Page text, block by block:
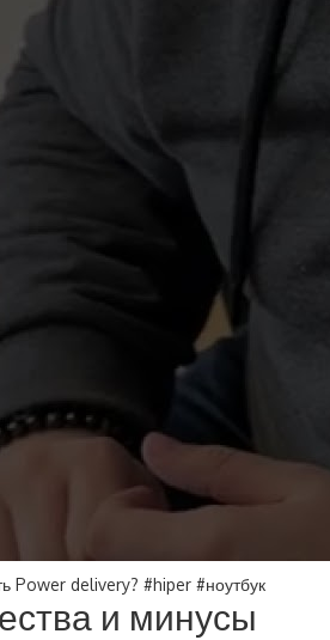
Power delivery? #hiper #ноутбук
и минусы